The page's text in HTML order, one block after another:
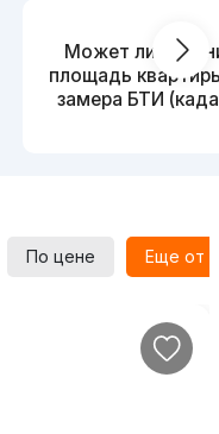
Может ли
площадь
замера БТИ
По цене Еще от